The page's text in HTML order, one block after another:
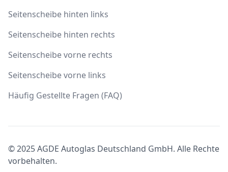
Seitenscheibe hinten links
Seitenscheibe hinten rechts
Seitenscheibe vorne rechts
Seitenscheibe vorne links
Häufig Gestellte Fragen (FAQ)
© 2025 AGDE Autoglas Deutschland GmbH. Alle Rechte
vorbehalten.